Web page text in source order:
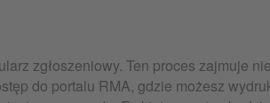
zgłoszeniowy. Ten proces zajmuje
do portalu RMA, gdzie możesz